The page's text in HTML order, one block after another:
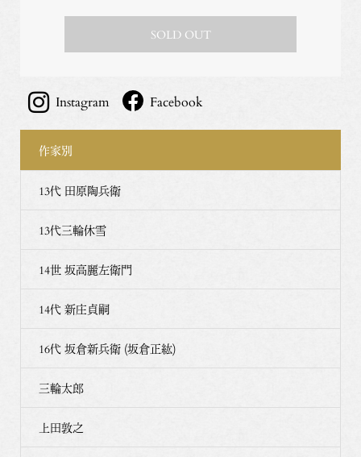
SOLD OUT
Instagram Facebook
作家別
13代 田原陶兵衛
13代三輪休雪
14世 坂高麗左衛門
14代 新庄貞嗣
16代 坂倉新兵衛 (坂倉正紘)
三輪太郎
上田敦之